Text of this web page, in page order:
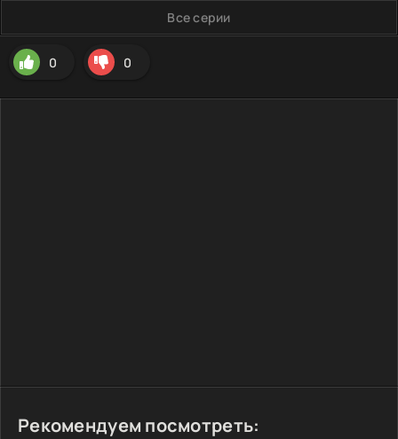
Все серии
0 0
Рекомендуем посмотреть: